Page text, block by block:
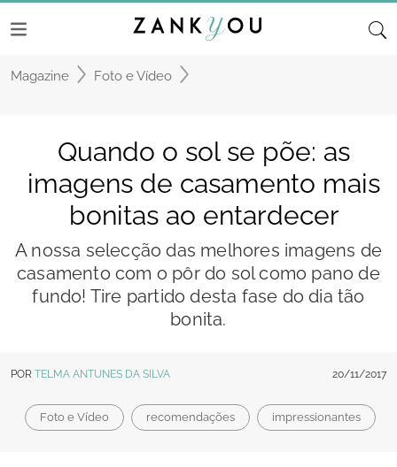
Magazine Foto e Vídeo
Quando o sol se põe: as
imagens de casamento mais
bonitas ao entardecer
A nossa selecção das melhores imagens de
casamento com o pôr do sol como pano de
fundo! Tire partido desta fase do dia tão
bonita.
POR TELMA ANTUNES DA SILVA 20/11/2017
Foto e Vídeo recomendações impressionantes